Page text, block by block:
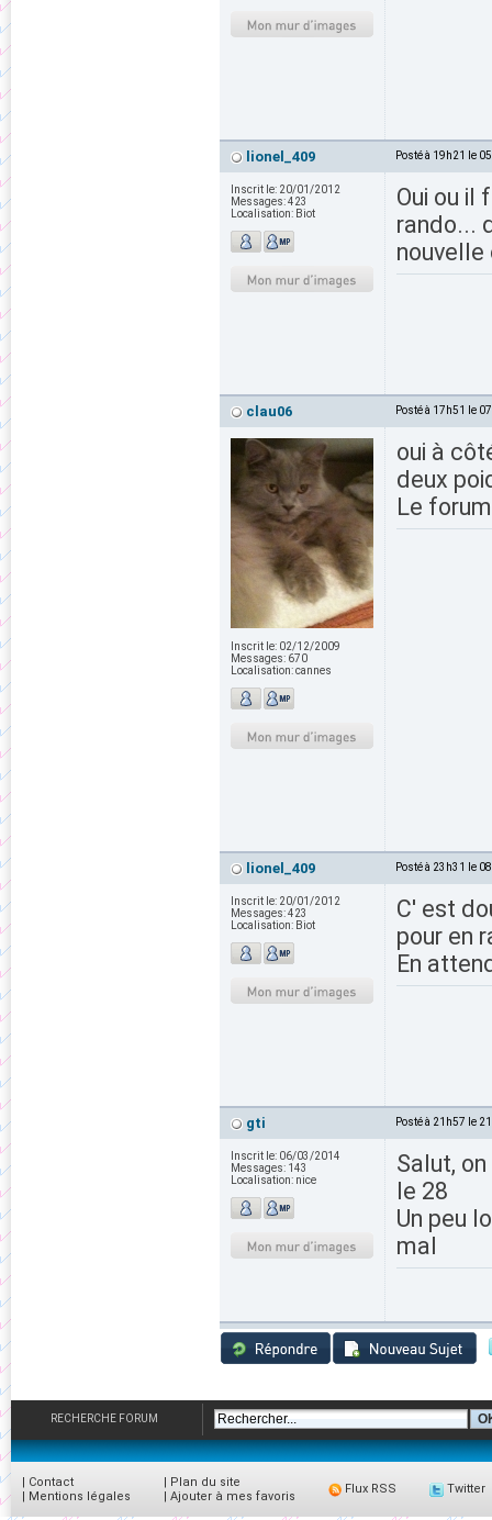
lionel_409 Posté à 19h21 le
Inscrit le: 20/01/2012
Messages:423
Localisation: Biot
Oui ou il
rando...
clau06 Posté à 17h51 le
Inscrit le: 02/12/2009
Messages: 670
Localisation:cannes
oui à
deux
Le
lionel_409 Posté à 23h31 le
Inscrit le: 20/01/2012
Messages:423
Localisation: Biot
C' est
pour en
En
gti Posté à 21h57 le
Inscrit le: 06/03/2014
Messages: 143
Localisation: nice
Salut,
le 28
Un peu
mal
RECHERCHE FORUM
| Contact
| Mentions légales
| Plan du site
| Ajouter à mes favoris
Flux RSS Twitter